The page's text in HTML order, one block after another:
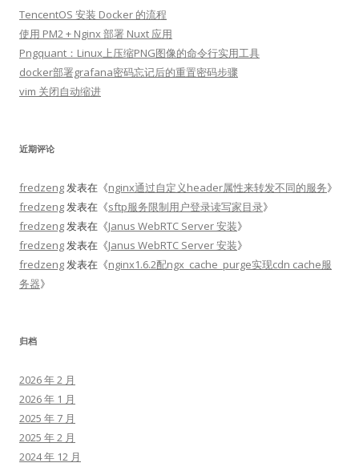
TencentOS 安装 Docker 的流程
使用 PM2 + Nginx 部署 Nuxt 应用
Pngquant：Linux上压缩PNG图像的命令行实用工具
docker部署grafana密码忘记后的重置密码步骤
vim 关闭自动缩进
近期评论
fredzeng发表在《nginx通过自定义header属性来转发不同的服务》
fredzeng发表在《sftp服务限制用户登录读写家目录》
fredzeng发表在《Janus WebRTC Server 安装》
fredzeng发表在《Janus WebRTC Server 安装》
fredzeng发表在《nginx1.6.2配ngx_cache_purge实现cdn cache服
务器》
归档
2026 年 2 月
2026 年 1 月
2025 年 7 月
2025 年 2 月
2024 年 12 月